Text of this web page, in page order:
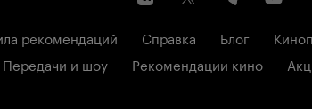
рекомендаций Справка Блог
Передачи и шоу Рекомендации кино